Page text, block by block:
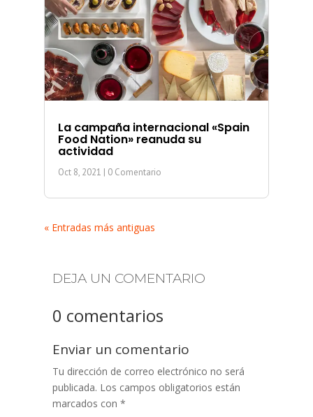
La campaña internacional «Spain
Food Nation» reanuda su
actividad
Oct 8, 2021 | 0 Comentario
« Entradas más antiguas
DEJA UN COMENTARIO
0 comentarios
Enviar un comentario
Tu dirección de correo electrónico no será
publicada. Los campos obligatorios están
marcados con *